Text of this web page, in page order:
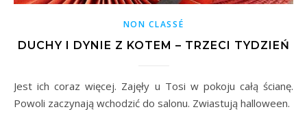
NON CLASSÉ
DUCHY I DYNIE Z KOTEM – TRZECI TYDZIEŃ
Jest ich coraz więcej. Zajęły u Tosi w pokoju całą ścianę.
Powoli zaczynają wchodzić do salonu. Zwiastują halloween.